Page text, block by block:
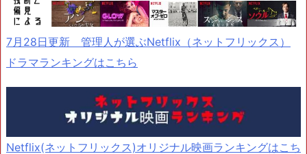
7月28日更新 管理人が選ぶNetflix（ネットフリックス）
ドラマランキングはこちら
Netflix(ネットフリックス)オリジナル映画ランキングはこち